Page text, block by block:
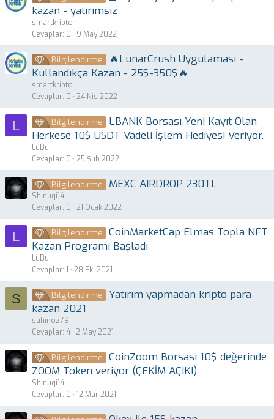
kazan - yatırımsız
smartkripto
Cevaplar 0 9 May 2022
Bilgilendirme
🔥LunarCrush Uygulaması -
Kullandıkça Kazan - 25$-350$🔥
smartkripto
Cevaplar 0 24 Nis 2022
L Bilgilendirme
LBANK Borsası Yeni Kayıt Olan
Herkese 10$ USDT Vadeli İşlem Hediyesi Veriyor.
LuBu
Cevaplar 0 25 Şub 2022
Bilgilendirme MEXC AIRDROP 230TL
Shinuqi14
Cevaplar 0 21 Ocak 2022
L Bilgilendirme
CoinMarketCap Elmas Topla NFT
Kazan Programı Başladı
LuBu
Cevaplar 1 28 Eki 2021
S Bilgilendirme
Yatırım yapmadan kripto para
kazan 2021
sahinoz79
Cevaplar 4 2 May 2021
Bilgilendirme
CoinZoom Borsası 10$ değerinde
ZOOM Token veriyor (ÇEKİM AÇIK!)
Shinuqi14
Cevaplar 0 12 Mar 2021